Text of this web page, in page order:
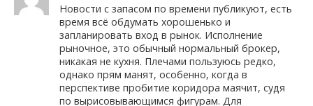
Новости с запасом по времени публикуют, есть
время всё обдумать хорошенько и
запланировать вход в рынок. Исполнение
рыночное, это обычный нормальный брокер,
никакая не кухня. Плечами пользуюсь редко,
однако прям манят, особенно, когда в
перспективе пробитие коридора маячит, судя
по вырисовывающимся фигурам. Для